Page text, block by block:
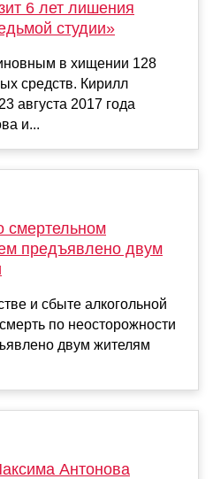
6 лет лишения
студии»
в хищении 128
средств. Кирилл
августа 2017 года
и...
смертельном
предъявлено двум
и сбыте алкогольной
по неосторожности
двум жителям
Антонова